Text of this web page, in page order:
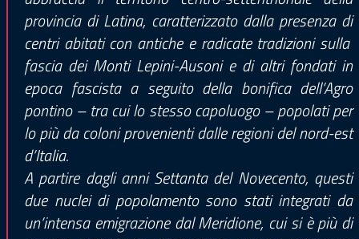
provincia di Latina, caratterizzato dalla presenza di
centri abitati con antiche e radicate tradizioni sulla
fascia dei Monti Lepini-Ausoni e di altri fondati in
epoca fascista a seguito della bonifica dell’Agro
pontino – tra cui lo stesso capoluogo – popolati per
lo più da coloni provenienti dalle regioni del nord-est
d’Italia.
A partire dagli anni Settanta del Novecento, questi
due nuclei di popolamento sono stati integrati da
un’intensa emigrazione dal Meridione, cui si è più di